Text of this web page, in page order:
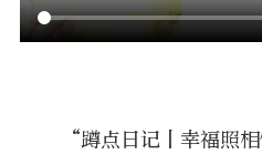
“蹲点日记丨幸福照